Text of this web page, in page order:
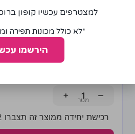
בד למפה בצבע כסף
−
+
רכישת יחידה ממוצר זה תצברו 2 נקודות!
למצטרפים עכשיו קופון ברוכים
*לא כולל מכונות תפירה
הירשמו